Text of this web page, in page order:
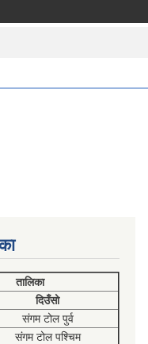
तालिका
दिउँसो
संगम टोल पुर्व
संगम टोल पश्चिम